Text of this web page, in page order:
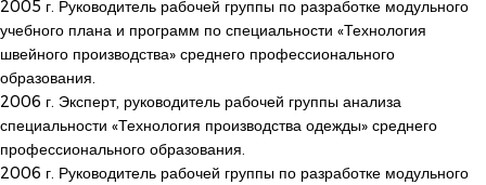
2005 г. Руководитель рабочей группы по разработке модульного
учебного плана и программ по специальности «Технология
швейного производства» среднего профессионального
образования.
2006 г. Эксперт, руководитель рабочей группы анализа
специальности «Технология производства одежды» среднего
профессионального образования.
2006 г. Руководитель рабочей группы по разработке модульного